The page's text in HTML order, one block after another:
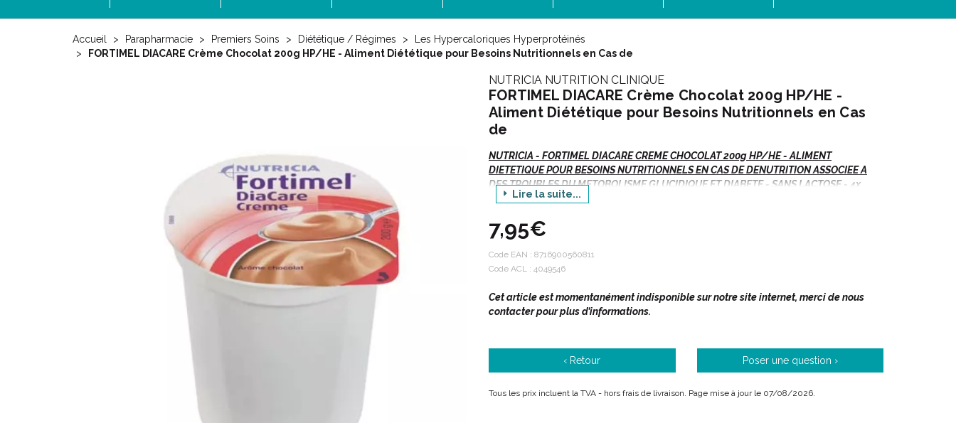
Accueil Parapharmacie Premiers Soins Diététique / Régimes
Les Hypercaloriques Hyperprotéinés
FORTIMEL DIACARE Crème Chocolat 200g HP/HE - Aliment Diététique pour Besoins Nutritionnels en Cas de
NUTRICIA NUTRITION CLINIQUE
FORTIMEL DIACARE Crème Chocolat 200g HP/HE -
Aliment Diététique pour Besoins Nutritionnels en Cas
de
NUTRICIA - FORTIMEL DIACARE CREME CHOCOLAT 200g HP/HE - ALIMENT
DIETETIQUE POUR BESOINS NUTRITIONNELS EN CAS DE DENUTRITION ASSOCIEE A
DES TROUBLES DU METOBOLISME GLUCIDIQUE ET DIABETE - SANS LACTOSE - 4x
Pot/200g
Autres arômes disponibles :
Indications :
Nutrition orale à utiliser sous contrôle médical.
Besoins nutritionnels en cas de dénutrition associée à des troubles du
Adulte, enfant à partir de 3 ans.
Lire la suite...
7,95€
Code EAN : 8716900560811
Code ACL : 4049546
Cet article est momentanément indisponible sur notre site internet, merci de nous
contacter pour plus d’informations.
‹ Retour Poser une question ›
Tous les prix incluent la TVA - hors frais de livraison. Page mise à jour le 07/08/2026.